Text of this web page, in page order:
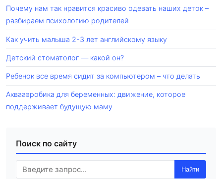
Почему нам так нравится красиво одевать наших деток –
разбираем психологию родителей
Как учить малыша 2-3 лет английскому языку
Детский стоматолог — какой он?
Ребенок все время сидит за компьютером – что делать
Аквааэробика для беременных: движение, которое
поддерживает будущую маму
Поиск по сайту
Найти